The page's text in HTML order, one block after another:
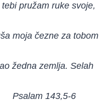
tebi pružam ruke svoje,
moja čezne za tobom
žedna zemlja. Selah
Psalam 143,5-6